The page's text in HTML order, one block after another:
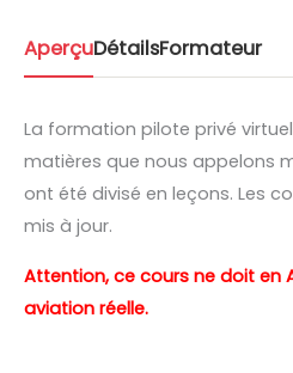
AperçuDétailsFormateur
La formation pilote privé
matières que nous appelons
ont été divisé en leçons. Les
mis à jour.
Attention, ce cours ne doit en
aviation réelle.